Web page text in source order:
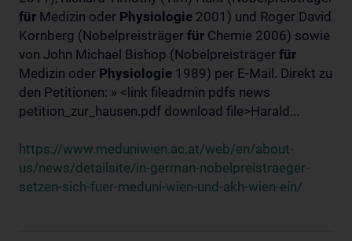
für Medizin oder Physiologie 2001) und Roger David
Kornberg (Nobelpreisträger für Chemie 2006) sowie
von John Michael Bishop (Nobelpreisträger für
Medizin oder Physiologie 1989) per E-Mail. Direkt zu
den Petitionen: » <link fileadmin pdfs news
petition_zur_hausen.pdf download file>Harald...
https://www.meduniwien.ac.at/web/en/about-
us/news/detailsite/in-german-nobelpreistraeger-
setzen-sich-fuer-meduni-wien-und-akh-wien-ein/